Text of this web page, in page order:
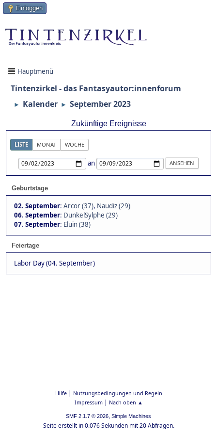
Einloggen
Hauptmenü
Tintenzirkel - das Fantasyautor:innenforum
► Kalender ► September 2023
Zukünftige Ereignisse
LISTE MONAT WOCHE
an
Geburtstage
02. September: Arcor (37), Naudiz (29)
06. September: DunkelSylphe (29)
07. September: Eluin (38)
Feiertage
Labor Day (04. September)
Hilfe| Nutzungsbedingungen und Regeln
Impressum| Nach oben ▲
SMF 2.1.7 © 2026, Simple Machines
Seite erstellt in 0.076 Sekunden mit 20 Abfragen.